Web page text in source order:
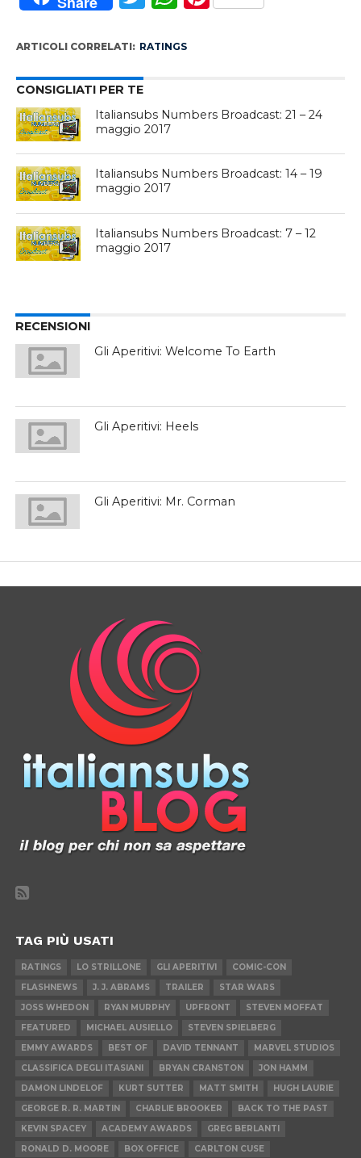
ARTICOLI CORRELATI: RATINGS
CONSIGLIATI PER TE
Italiansubs Numbers Broadcast: 21 – 24
maggio 2017
Italiansubs Numbers Broadcast: 14 – 19
maggio 2017
Italiansubs Numbers Broadcast: 7 – 12
maggio 2017
RECENSIONI
Gli Aperitivi: Welcome To Earth
Gli Aperitivi: Heels
Gli Aperitivi: Mr. Corman
TAG PIÙ USATI
RATINGS LO STRILLONE GLI APERITIVI
COMIC-CON
FLASHNEWS
J. J. ABRAMS TRAILER
STAR WARS
JOSS WHEDON
RYAN MURPHY UPFRONT
STEVEN MOFFAT
FEATURED
MICHAEL AUSIELLO
STEVEN SPIELBERG
EMMY AWARDS
BEST OF DAVID TENNANT
MARVEL STUDIOS
CLASSIFICA DEGLI ITASIANI
BRYAN CRANSTON
JON HAMM
DAMON LINDELOF
KURT SUTTER MATT SMITH
HUGH LAURIE
GEORGE R. R. MARTIN
CHARLIE BROOKER
BACK TO THE PAST
KEVIN SPACEY
ACADEMY AWARDS
GREG BERLANTI
RONALD D. MOORE
BOX OFFICE CARLTON CUSE